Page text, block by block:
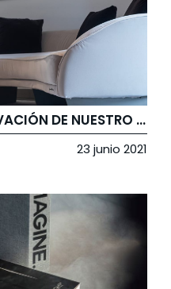
PRESENTAMOS LA RENOVACIÓN DE NUESTRO SHOWROOM
23 junio 2021